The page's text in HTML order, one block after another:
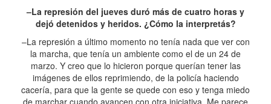
–La represión del jueves duró más de cuatro horas y
dejó detenidos y heridos. ¿Cómo la interpretás?
–La represión a último momento no tenía nada que ver con
la marcha, que tenía un ambiente como el de un 24 de
marzo. Y creo que lo hicieron porque querían tener las
imágenes de ellos reprimiendo, de la policía haciendo
cacería, para que la gente se quede con eso y tenga miedo
de marchar cuando avancen con otra iniciativa. Me parece